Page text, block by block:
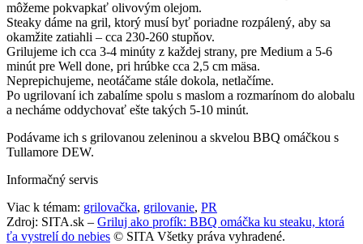
môžeme pokvapkať olivovým olejom.
Steaky dáme na gril, ktorý musí byť poriadne rozpálený, aby sa
okamžite zatiahli – cca 230-260 stupňov.
Grilujeme ich cca 3-4 minúty z každej strany, pre Medium a 5-6
minút pre Well done, pri hrúbke cca 2,5 cm mäsa.
Neprepichujeme, neotáčame stále dokola, netlačíme.
Po ugrilovaní ich zabalíme spolu s maslom a rozmarínom do alobalu
a necháme oddychovať ešte takých 5-10 minút.
Podávame ich s grilovanou zeleninou a skvelou BBQ omáčkou s
Tullamore DEW.
Informačný servis
Viac k témam: grilovačka, grilovanie, PR
Zdroj: SITA.sk – Griluj ako profík: BBQ omáčka ku steaku, ktorá
ťa vystrelí do nebies © SITA Všetky práva vyhradené.